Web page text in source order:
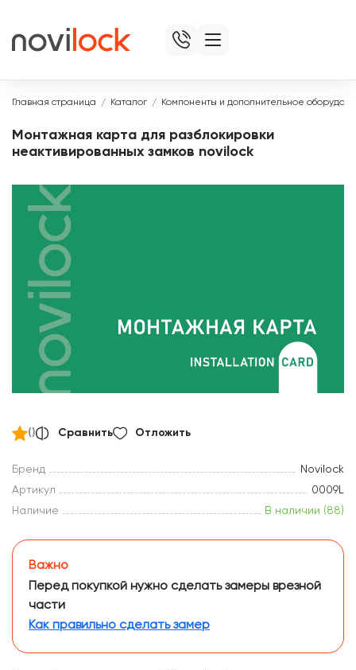
Главная страница Каталог Компоненты и дополнительное
Монтажная карта для разблокировки
неактивированных замков novilock
() Сравнить Отложить
Бренд
Novilock
Артикул
0009L
Наличие
В наличии (88)
Важно
Перед покупкой нужно сделать замеры врезной
части
Как правильно сделать замер